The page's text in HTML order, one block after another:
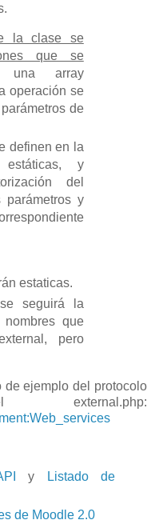
la clase se
que se
array
operación se
de
definen en la
y
del
parámetros y
estaticas.
seguirá la
nombres que
pero
de ejemplo del protocolo
y
Listado de
de Moodle 2.0